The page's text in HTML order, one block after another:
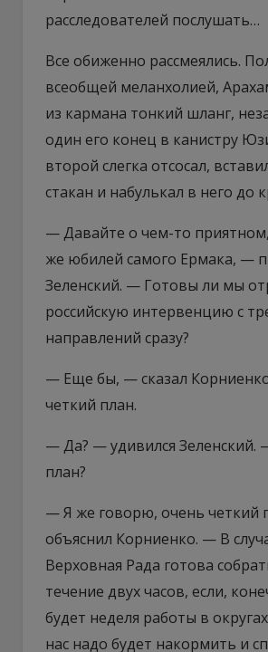
расследователей послушать…
Все обиженно рассмеялись.
всеобщей меланхолией,
из кармана тонкий шланг,
один его конец в канистру
второй слегка отсосал,
стакан и набулькал в него до
— Давайте о чем-то приятном,
же юбилей самого Ермака, —
Зеленский. — Готовы ли мы
российскую интервенцию с
направлений сразу?
— Еще бы, — сказал
четкий план.
— Да? — удивился Зеленский.
план?
— Я же говорю, очень четкий
объяснил Корниенко. — В
Верховная Рада готова
течение двух часов, если,
будет неделя работы в
нас надо будет накормить и